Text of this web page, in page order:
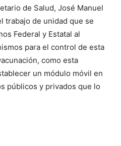
de Salud, José Manuel
trabajo de unidad que se
Federal y Estatal al
para el control de esta
como esta
un módulo móvil en
públicos y privados que lo